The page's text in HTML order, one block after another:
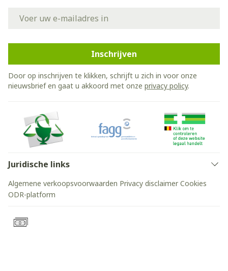
Inschrijven
Door op inschrijven te klikken, schrijft u zich in voor onze
nieuwsbrief en gaat u akkoord met onze privacy policy.
Juridische links
Algemene verkoopsvoorwaarden Privacy disclaimer Cookies
ODR-platform